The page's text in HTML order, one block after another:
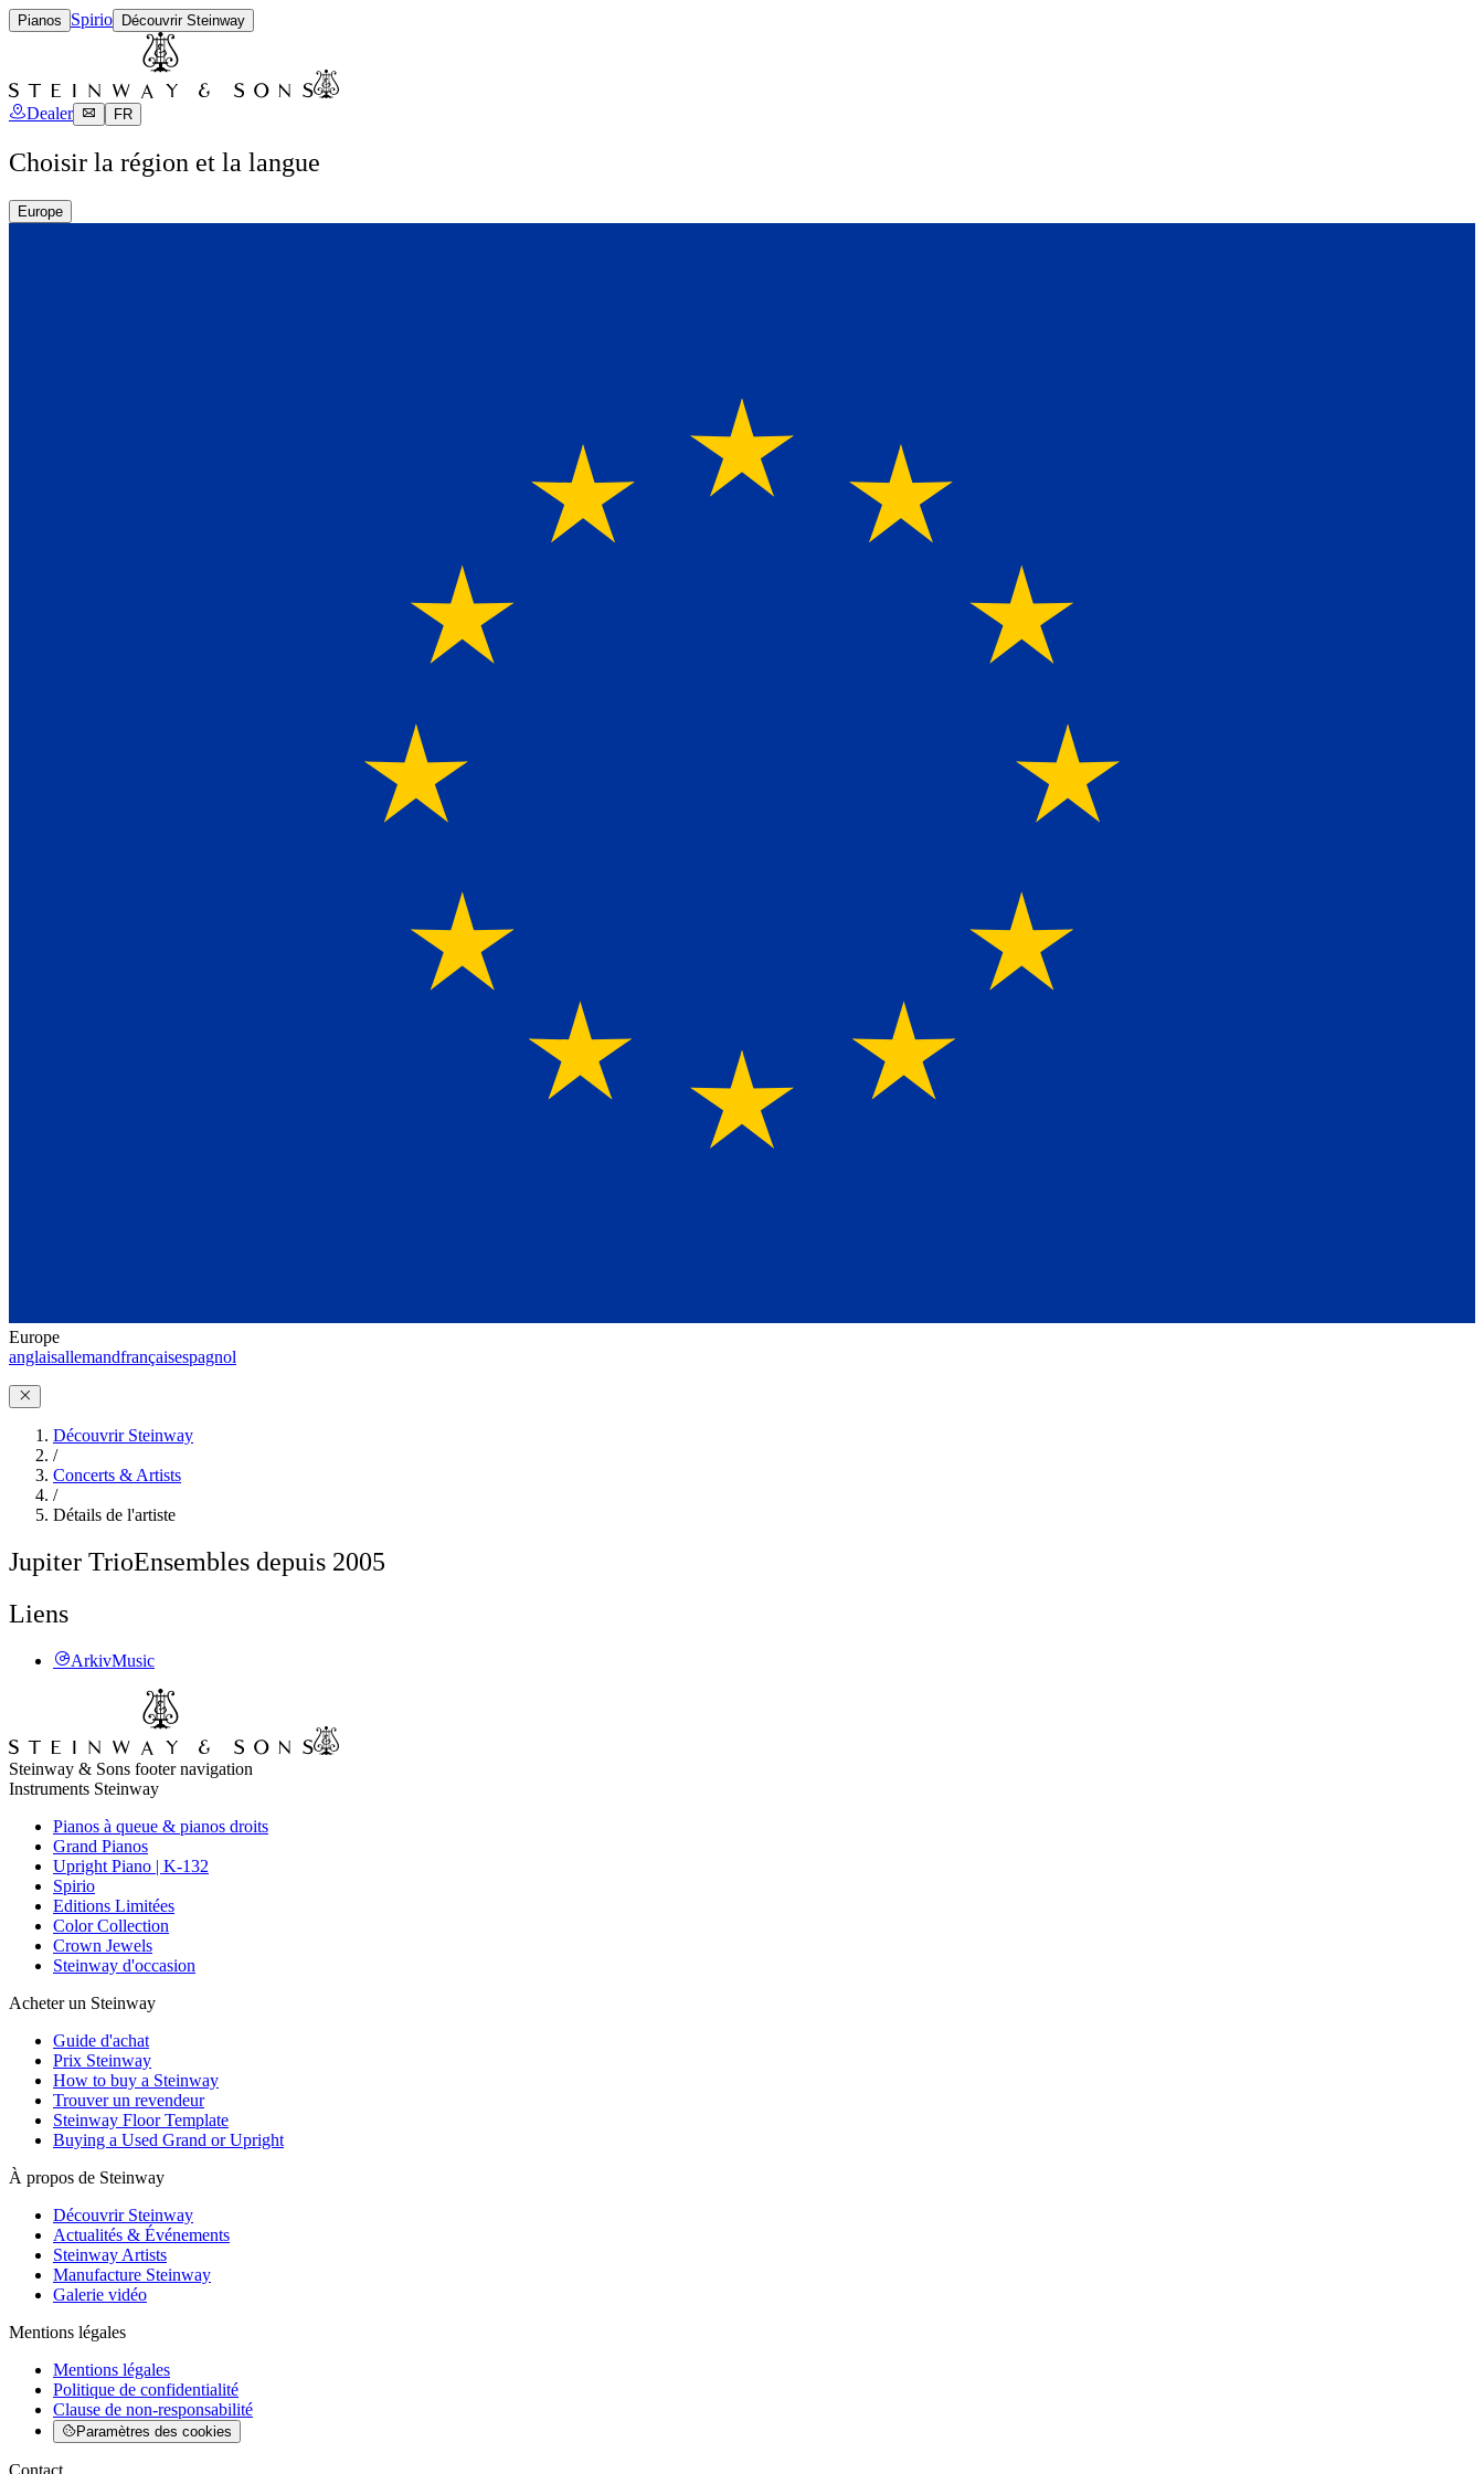
Pianos Spirio Découvrir Steinway
Dealer FR
Choisir la région et la langue
Europe
Europe
anglaisallemandfrançaisespagnol
Découvrir Steinway
/
Concerts & Artists
/
Détails de l'artiste
Jupiter TrioEnsembles depuis 2005
Liens
ArkivMusic
Steinway & Sons footer navigation
Instruments Steinway
Pianos à queue & pianos droits
Grand Pianos
Upright Piano | K-132
Spirio
Editions Limitées
Color Collection
Crown Jewels
Steinway d'occasion
Acheter un Steinway
Guide d'achat
Prix Steinway
How to buy a Steinway
Trouver un revendeur
Steinway Floor Template
Buying a Used Grand or Upright
À propos de Steinway
Découvrir Steinway
Actualités & Événements
Steinway Artists
Manufacture Steinway
Galerie vidéo
Mentions légales
Mentions légales
Politique de confidentialité
Clause de non-responsabilité
Paramètres des cookies
Contact